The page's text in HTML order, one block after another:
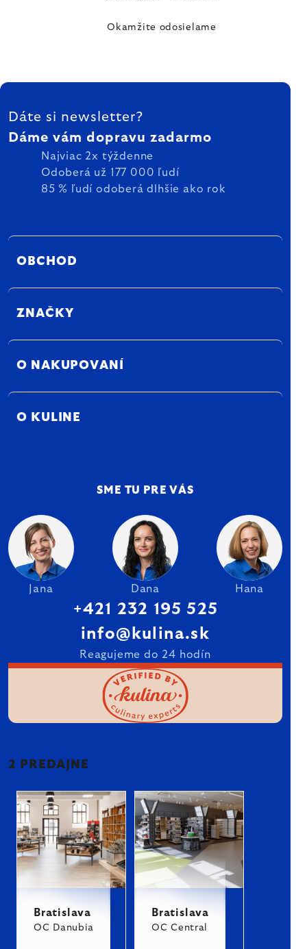
Okamžite odosielame
ZÁPÄTIE
Dáte si newsletter?
Dáme vám dopravu zadarmo
Najviac 2x týždenne
Odoberá už 177 000 ľudí
85 % ľudí odoberá dlhšie ako rok
OBCHOD
ZNAČKY
O NAKUPOVANÍ
O KULINE
SME TU PRE VÁS
Jana Dana Hana
+421 232 195 525
info@kulina.sk
Reagujeme do 24 hodín
2 PREDAJNE
Bratislava
OC Danubia
Bratislava
OC Central